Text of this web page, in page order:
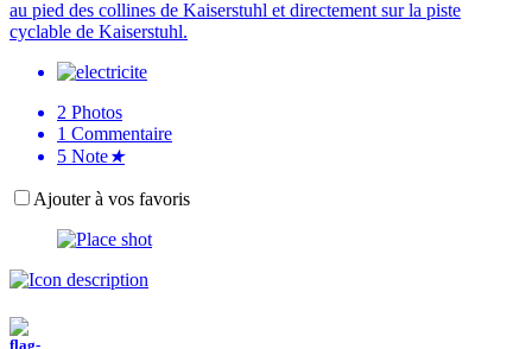
au pied des collines de Kaiserstuhl et directement sur la piste
cyclable de Kaiserstuhl.
2 Photos
1 Commentaire
5 Note★
Ajouter à vos favoris